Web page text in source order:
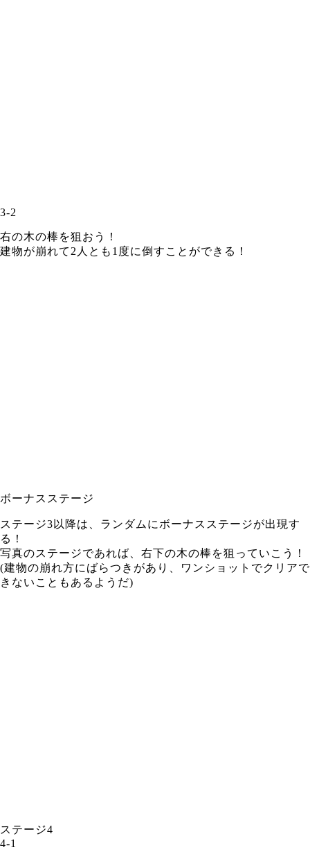
3-2
右の木の棒を狙おう！
建物が崩れて2人とも1度に倒すことができる！
ボーナスステージ
ステージ3以降は、ランダムにボーナスステージが出現す
る！
写真のステージであれば、右下の木の棒を狙っていこう！
(建物の崩れ方にばらつきがあり、ワンショットでクリアで
きないこともあるようだ)
ステージ4
4-1